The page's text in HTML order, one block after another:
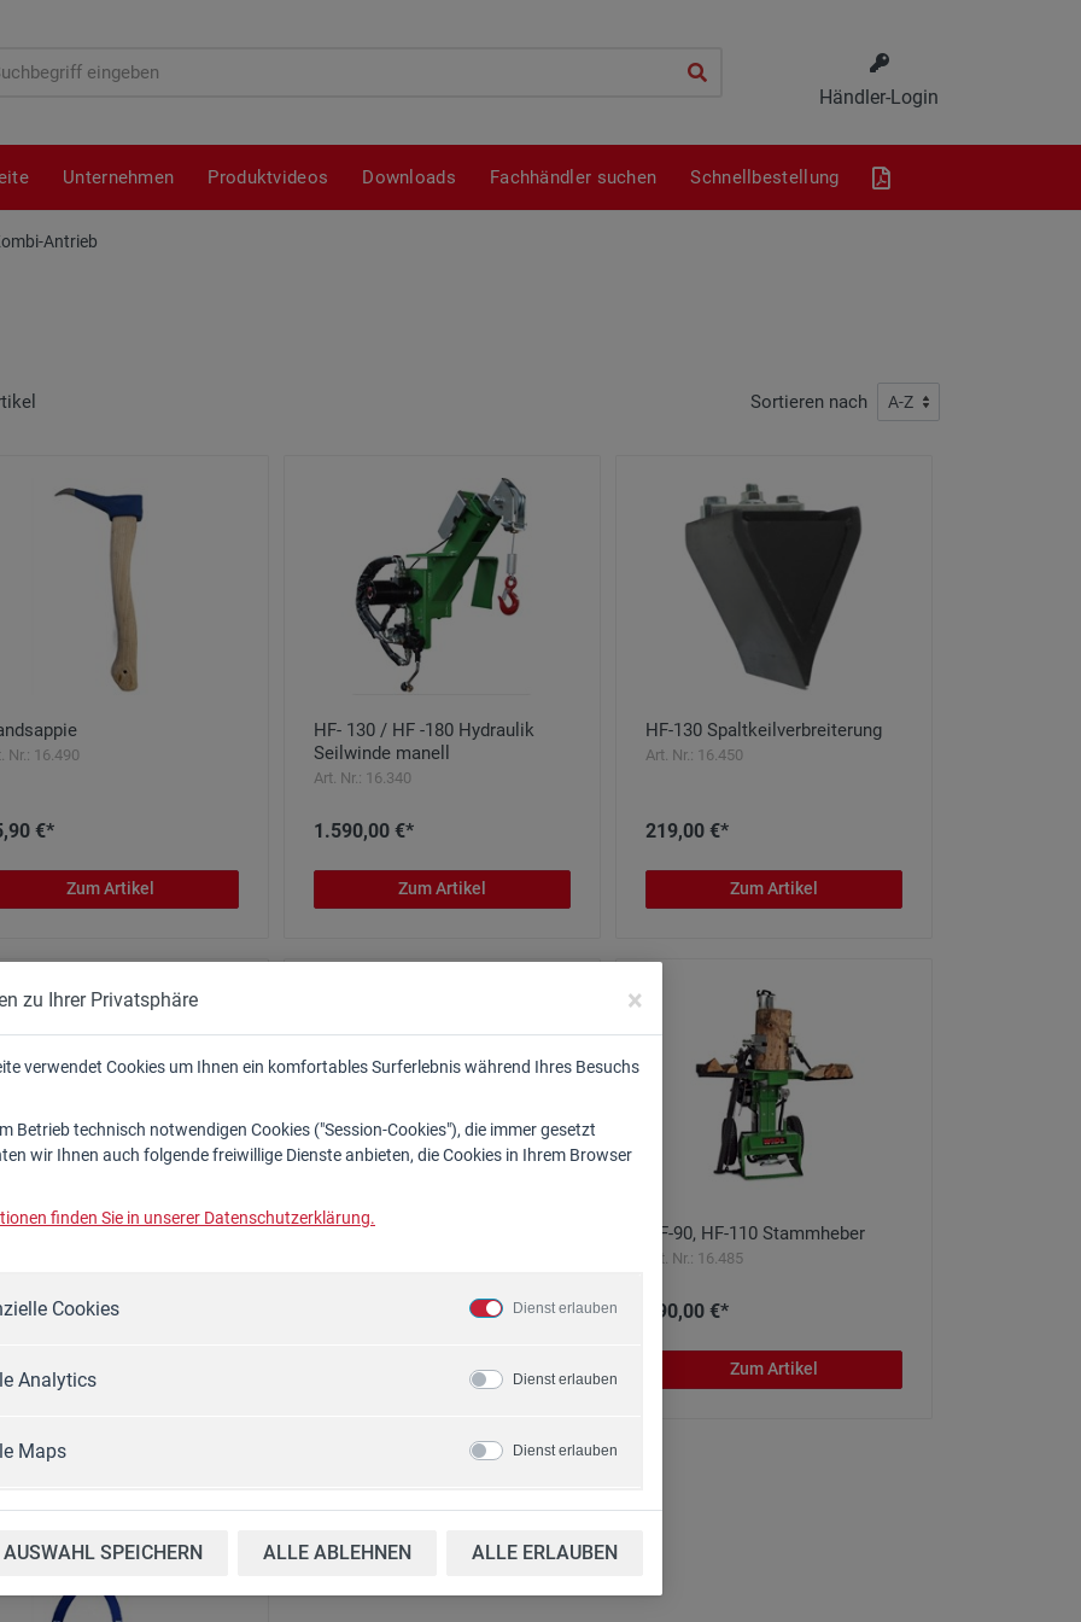
Händler-Login
Unternehmen Produktvideos Downloads Fachhändler suchen Schnellbestellung
Antrieb
Sortieren nach
Nr.: 16.490
€*
Zum Artikel
HF- 130 / HF -180 Hydraulik
Seilwinde manell
Art. Nr.: 16.340
1.590,00 €*
Zum Artikel
HF-130 Spaltkeilverbreiterung
Art. Nr.: 16.450
219,00 €*
Zum Artikel
130, HF-180 Kurzholztisch
€*
Zum Artikel
HF-60 Spaltkeilverbreiterung
Zum Artikel
HF-90, HF-110 Stammheber
Art. Nr.: 16.485
590,00 €*
Zum Artikel
zu Ihrer Privatsphäre ×
verwendet Cookies um Ihnen ein komfortables Surferlebnis während Ihres Besuchs
Betrieb technisch notwendigen Cookies ("Session-Cookies"), die immer gesetzt
wir Ihnen auch folgende freiwillige Dienste anbieten, die Cookies in Ihrem Browser
finden Sie in unserer Datenschutzerklärung.
Cookies Dienst erlauben
Analytics Dienst erlauben
Maps Dienst erlauben
AUSWAHL SPEICHERN ALLE ABLEHNEN ALLE ERLAUBEN